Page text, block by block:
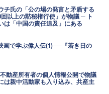
チ氏の「公の場の発言と矛盾する
以上の黙秘権行使」が物議 ─ ト
は「中国の責任追及」にある
画で学ぶ偉人伝(1)──『若き日の
動産所有者の個人情報公開で物議
は親中活動家も入り込み、共産主